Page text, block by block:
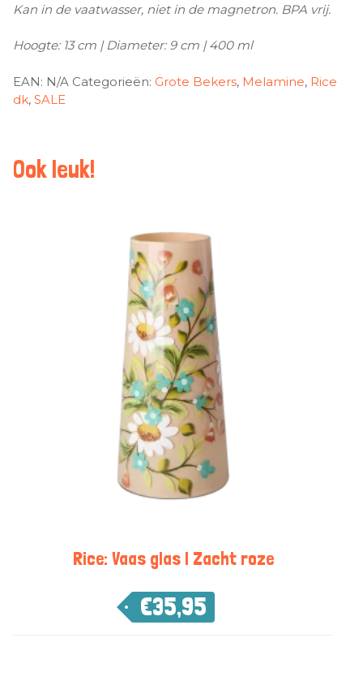
Kan in de vaatwasser, niet in de magnetron. BPA vrij.
Hoogte: 13 cm | Diameter: 9 cm | 400 ml
EAN: N/A Categorieën: Grote Bekers, Melamine, Rice
dk, SALE
Ook leuk!
Rice: Vaas glas | Zacht roze
€35,95